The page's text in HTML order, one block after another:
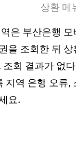
상환 메
은 부산은행
을 조회한 뒤
조회 결과가 없
지역 은행 오류
요.